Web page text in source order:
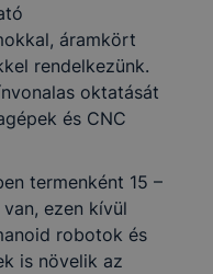
áramkört
rendelkezünk.
oktatását
és CNC
termenként 15 –
ezen kívül
robotok és
is növelik az